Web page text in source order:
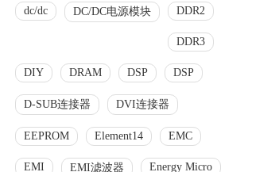
dc/dc DC/DC电源模块 DDR2
DDR3
DIY DRAM DSP DSP
D-SUB连接器 DVI连接器
EEPROM Element14 EMC
EMI EMI滤波器 Energy Micro